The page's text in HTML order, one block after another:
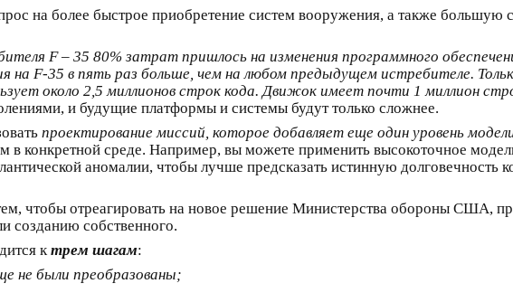
на более быстрое приобретение систем вооружения, а также большую
F – 35 80% затрат пришлось на изменения программного
на F-35 в пять раз больше, чем на любом предыдущем истребителе.
около 2,5 миллионов строк кода. Движок имеет почти 1 миллион
и будущие платформы и системы будут только сложнее.
проектирование миссий, которое добавляет еще один уровень
в конкретной среде. Например, вы можете применить высокоточное
аномалии, чтобы лучше предсказать истинную долговечность
чтобы отреагировать на новое решение Министерства обороны США,
созданию собственного.
к трем шагам:
не были преобразованы;